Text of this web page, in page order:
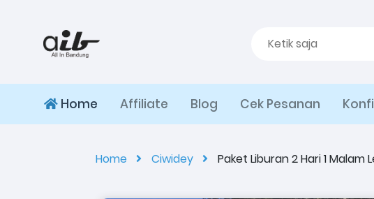
Home Affiliate Blog Cek Pesanan
Home Ciwidey Paket Liburan 2 Hari 1